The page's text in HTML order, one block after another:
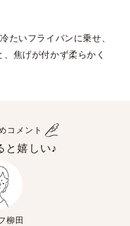
たいフライパンに乗せ、
焦げが付かず柔らかく
コメント
と嬉しい♪
柳田